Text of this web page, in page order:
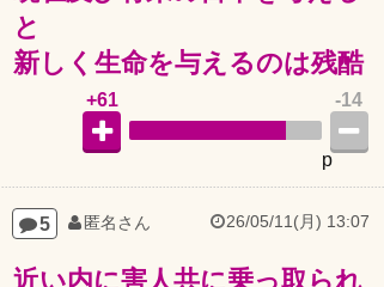
と
新しく生命を与えるのは残酷
-14
p
+61
5 匿名さん 26/05/11(月) 13:07
近い内に害人共に乗っ取られ